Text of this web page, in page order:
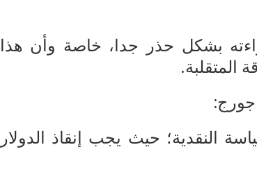
بشكل حذر جدا، خاصة وأن هذا
المتقلبة.
جورج:
النقدية؛ حيث يجب إنقاذ الدولار